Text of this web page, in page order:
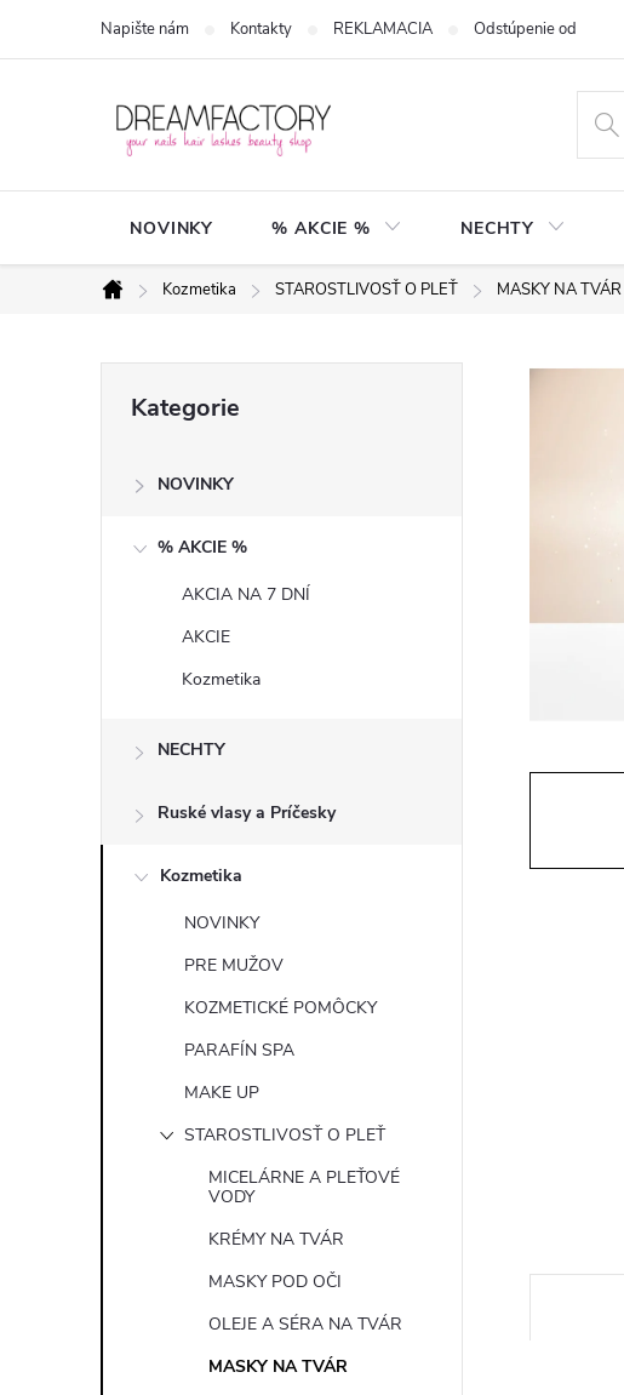
Napište nám Kontakty REKLAMACIA Odstúpenie od zmluvy
NOVINKY % AKCIE % NECHTY
Domů
Kozmetika STAROSTLIVOSŤ O PLEŤ MASKY NA TVÁR
kategorie
Kategorie
NOVINKY
% AKCIE %
AKCIA NA 7 DNÍ
AKCIE
Kozmetika
NECHTY
Ruské vlasy a Príčesky
Kozmetika
NOVINKY
PRE MUŽOV
KOZMETICKÉ POMÔCKY
PARAFÍN SPA
MAKE UP
STAROSTLIVOSŤ O PLEŤ
MICELÁRNE A PLEŤOVÉ
VODY
KRÉMY NA TVÁR
MASKY POD OČI
OLEJE A SÉRA NA TVÁR
MASKY NA TVÁR